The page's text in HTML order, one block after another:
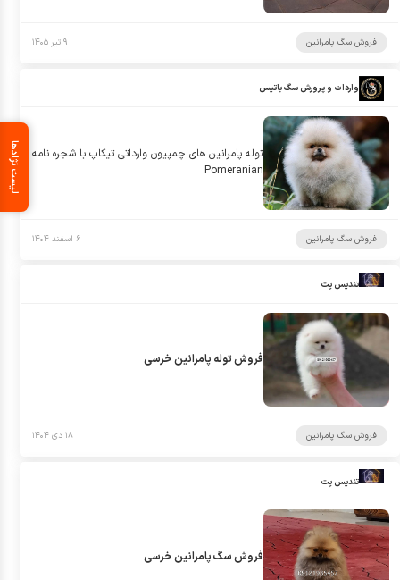
لیست نژادها
فروش سگ پامرانین ۹ تیر ۱۴۰۵
واردات و پرورش سگ باتیس
توله پامرانین های چمپیون وارداتی تیکاپ با شجره نامه
Pomeranian
فروش سگ پامرانین ۶ اسفند ۱۴۰۴
تندیس پت
فروش توله پامرانین خرسی
فروش سگ پامرانین ۱۸ دی ۱۴۰۴
تندیس پت
فروش سگ پامرانین خرسی